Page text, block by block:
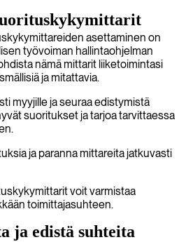
asettaminen on
työvoiman hallintaohjelman
nämä mittarit liiketoimintasi
ja mitattavia.
myyjille ja seuraa edistymistä
suoritukset ja tarjoa tarvittaessa
ja paranna mittareita jatkuvasti
voit varmistaa
toimittajasuhteen.
ja edistä suhteita